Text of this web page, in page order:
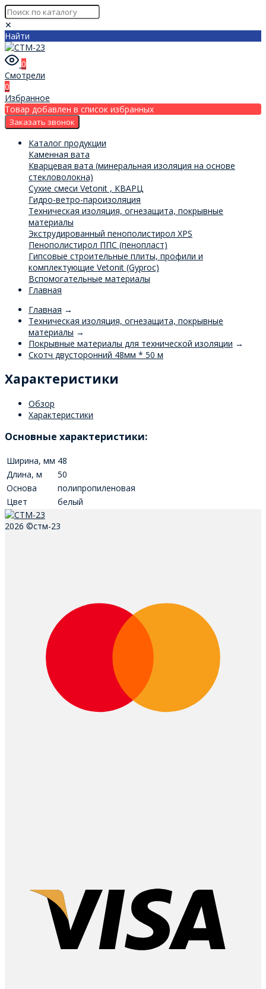
✕
Найти
0
Смотрели
0
Избранное
Товар добавлен в список избранных
Заказать звонок
Каталог продукции
Каменная вата
Кварцевая вата (минеральная изоляция на основе
стекловолокна)
Сухие смеси Vetonit , КВАРЦ
Гидро-ветро-пароизоляция
Техническая изоляция, огнезащита, покрывные
материалы
Экструдированный пенополистирол XPS
Пенополистирол ППС (пенопласт)
Гипсовые строительные плиты, профили и
комплектующие Vetonit (Gyproc)
Вспомогательные материалы
Главная
Главная →
Техническая изоляция, огнезащита, покрывные
материалы →
Покрывные материалы для технической изоляции →
Скотч двусторонний 48мм * 50 м
Характеристики
Обзор
Характеристики
Основные характеристики:
Ширина, мм 48
Длина, м
50
Основа
полипропиленовая
Цвет
белый
2026 ©стм-23